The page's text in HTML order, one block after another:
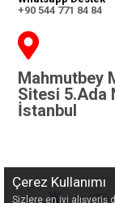
+90 544 771 84 84
Mahmutbey
Sitesi 5.Ada
İstanbul
Çerez Kullanımı
Sizlere en iyi alışveriş